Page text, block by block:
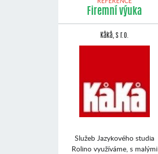
Firemní výuka
Kåkå, s r.o.
Služeb Jazykového studia
Rolino využíváme, s malými